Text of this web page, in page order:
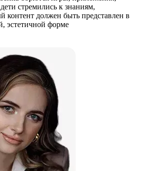
стремились к знаниям,
контент должен быть представлен в
эстетичной форме